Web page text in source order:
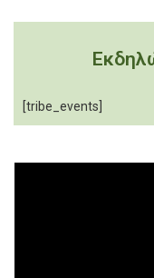
[tribe_events]